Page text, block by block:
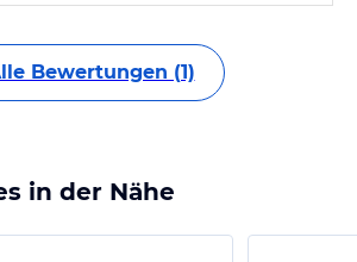
Bewertungen (1)
in der Nähe